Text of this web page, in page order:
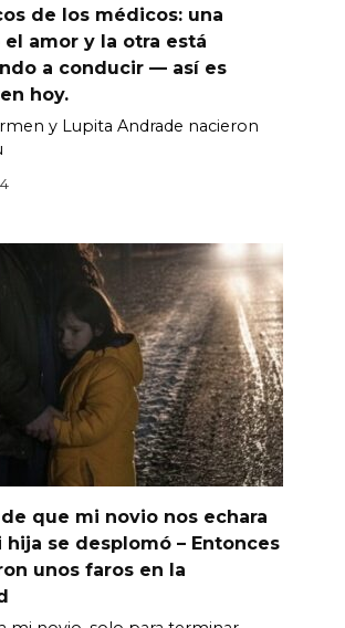
de los médicos: una
amor y la otra está
a conducir — así es
hoy.
y Lupita Andrade nacieron
que mi novio nos echara
hija se desplomó – Entonces
unos faros en la